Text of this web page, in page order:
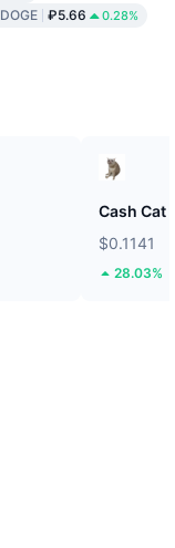
DOGE ₽5.66 0.28%
Cash Cat
$0.1141
28.03%